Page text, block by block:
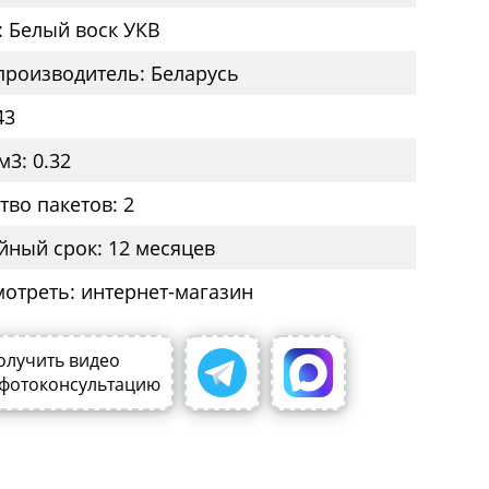
Белый воск УКВ
Беларусь
0.32
пакетов: 2
срок: 12 месяцев
интернет-магазин
видео